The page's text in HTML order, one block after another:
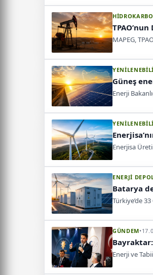
MAPEG,
Güneş
Enerji
Enerjisa
ENERJİ
Batarya
Türkiye’de
GÜNDEM•
Enerji ve